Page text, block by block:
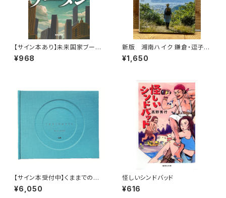
【サイン本あり】未来国家ブータ
ン
¥968
新版 湘南ハイク 鎌倉・逗子・
葉山・横須賀・三浦の山と海歩き
¥1,650
【サイン本受付中】くままでのお
さらい〈特装新版〉
¥6,050
怪しいシンドバッド
¥616